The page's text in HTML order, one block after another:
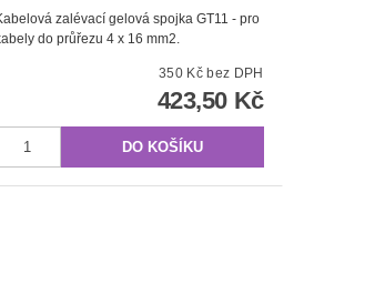
zalévací gelová spojka GT11 - pro
do průřezu 4 x 16 mm2.
350 Kč bez DPH
423,50 Kč